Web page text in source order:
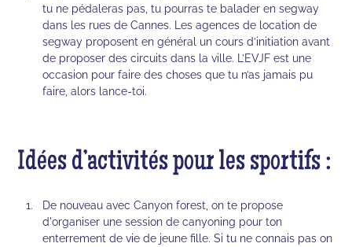
tu ne pédaleras pas, tu pourras te balader en segway
dans les rues de Cannes. Les agences de location de
segway proposent en général un cours d’initiation avant
de proposer des circuits dans la ville. L’EVJF est une
occasion pour faire des choses que tu n’as jamais pu
faire, alors lance-toi.
Idées d’activités pour les sportifs :
De nouveau avec Canyon forest, on te propose
d'organiser une session de canyoning pour ton
enterrement de vie de jeune fille. Si tu ne connais pas on